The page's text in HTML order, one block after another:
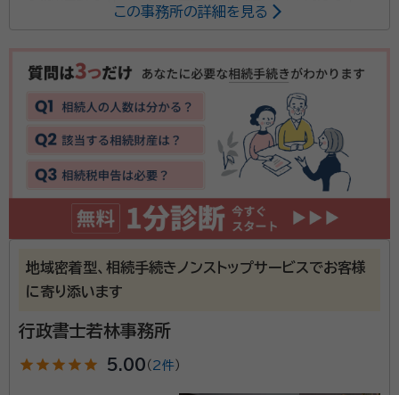
平山 洋志（ヒラヤマ ヒロシ） 行政書士
当事務所は地域密着型の行政書士事務所です。安心し
てご相談ください。 電話相談初回無料（15分まで）で行
っております。​
行政書士
青森県行政書士会
この事務所の詳細を見る
地域密着型、相続手続きノンストップサービスでお客様
に寄り添います
行政書士若林事務所
star star star star star 5.00 （ 2件）